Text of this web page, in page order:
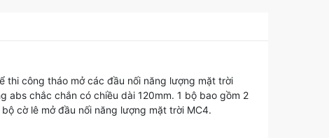
thi công tháo mở các đầu nối năng lượng mặt trời
abs chắc chắn có chiều dài 120mm. 1 bộ bao gồm 2
cờ lê mở đầu nối năng lượng mặt trời MC4.